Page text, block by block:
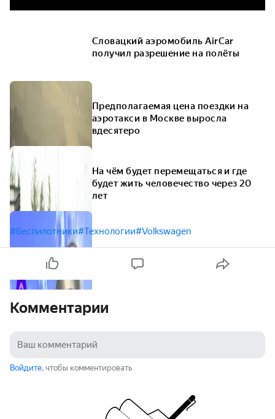
Словацкий аэромобиль AirCar
получил разрешение на полёты
Предполагаемая цена поездки на
аэротакси в Москве выросла
вдесятеро
На чём будет перемещаться и где
будет жить человечество через 20
лет
#Беспилотники#Технологии#Volkswagen
Комментарии
Войдите, чтобы комментировать